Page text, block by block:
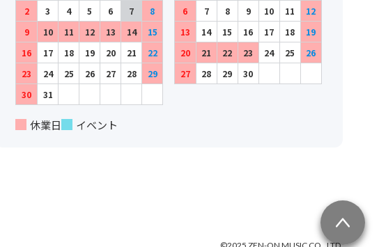
2
3 4 5 6 7
8
9
10 11 12 13 14
15
16
17 18 19 20 21
22
23
24 25 26 27 28
29
30
31
6
7 8 9 10 11
12
13
14 15 16 17 18
19
20
21 22 23 24 25
26
27
28 29 30
休業日 イベント
©2025 ZEN-ON MUSIC CO., LTD.